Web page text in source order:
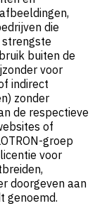
die
strengste
buiten de
voor
indirect
zonder
de respectieve
of
groep
voor
doorgeven aan
genoemd.